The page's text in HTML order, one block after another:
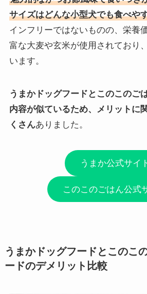
サイズはどんな小型犬でも食べや
インフリーではないものの、栄養
富な大麦や玄米が使用されており
います。
うまかドッグフードとこのこのご
内容が似ているため、メリットに
くさんありました。
うまか公式サイ
このこのごはん公式
うまかドッグフードとこのこ
ードのデメリット比較